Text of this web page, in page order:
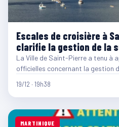
Escales de croisière à
clarifie la gestion de la
La Ville de Saint-Pierre a tenu à
officielles concernant la gestion
19/12 · 19h38
MARTINIQUE